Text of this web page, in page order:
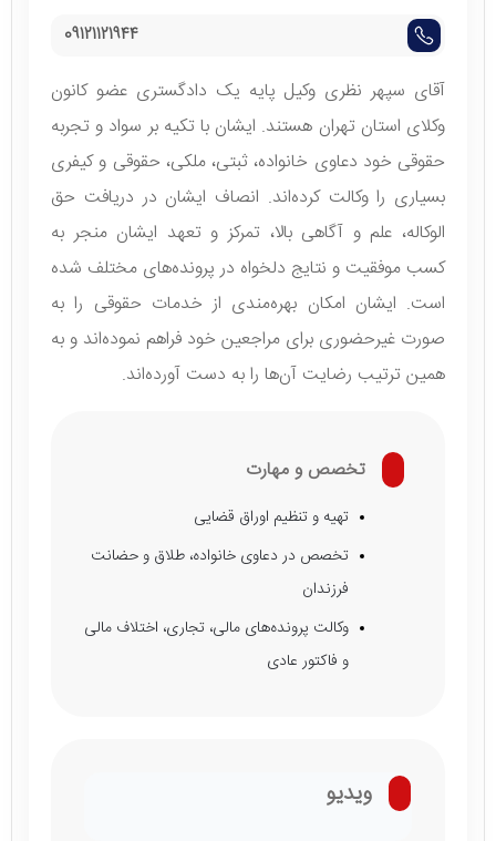
09121121944
آقای سپهر نظری وکیل پایه یک دادگستری عضو کانون
وکلای استان تهران هستند. ایشان با تکیه بر سواد و تجربه
حقوقی خود دعاوی خانواده، ثبتی، ملکی، حقوقی و کیفری
بسیاری را وکالت کرده‌اند. انصاف ایشان در دریافت حق
الوکاله، علم و آگاهی بالا، تمرکز و تعهد ایشان منجر به
کسب موفقیت و نتایج دلخواه در پرونده‌های مختلف شده
است. ایشان امکان بهره‌مندی از خدمات حقوقی را به
صورت غیر‌حضوری برای مراجعین خود فراهم نموده‌اند و به
همین ترتیب رضایت آن‌ها را به دست آورده‌اند.
تخصص و مهارت
تهیه و تنظیم اوراق قضایی
تخصص در دعاوی خانواده، طلاق و حضانت
فرزندان
وکالت پرونده‌های مالی، تجاری، اختلاف مالی
و فاکتور عادی
ویدیو